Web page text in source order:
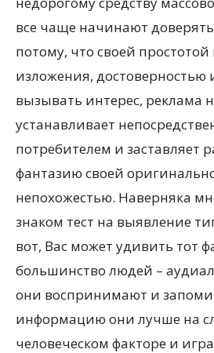
все чаще начинают
потому, что своей
изложения, достоверностью
вызывать интерес, реклама
устанавливает
потребителем и заставляет
фантазию своей
непохожестью. Наверняка
знаком тест на выявление
вот, Вас может удивить тот
большинство людей –
они воспринимают и
информацию они лучше на
человеческом факторе и